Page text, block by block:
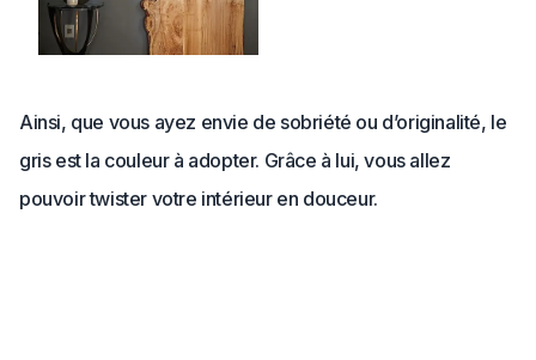
Ainsi, que vous ayez envie de sobriété ou d’originalité, le
gris est la couleur à adopter. Grâce à lui, vous allez
pouvoir twister votre intérieur en douceur.